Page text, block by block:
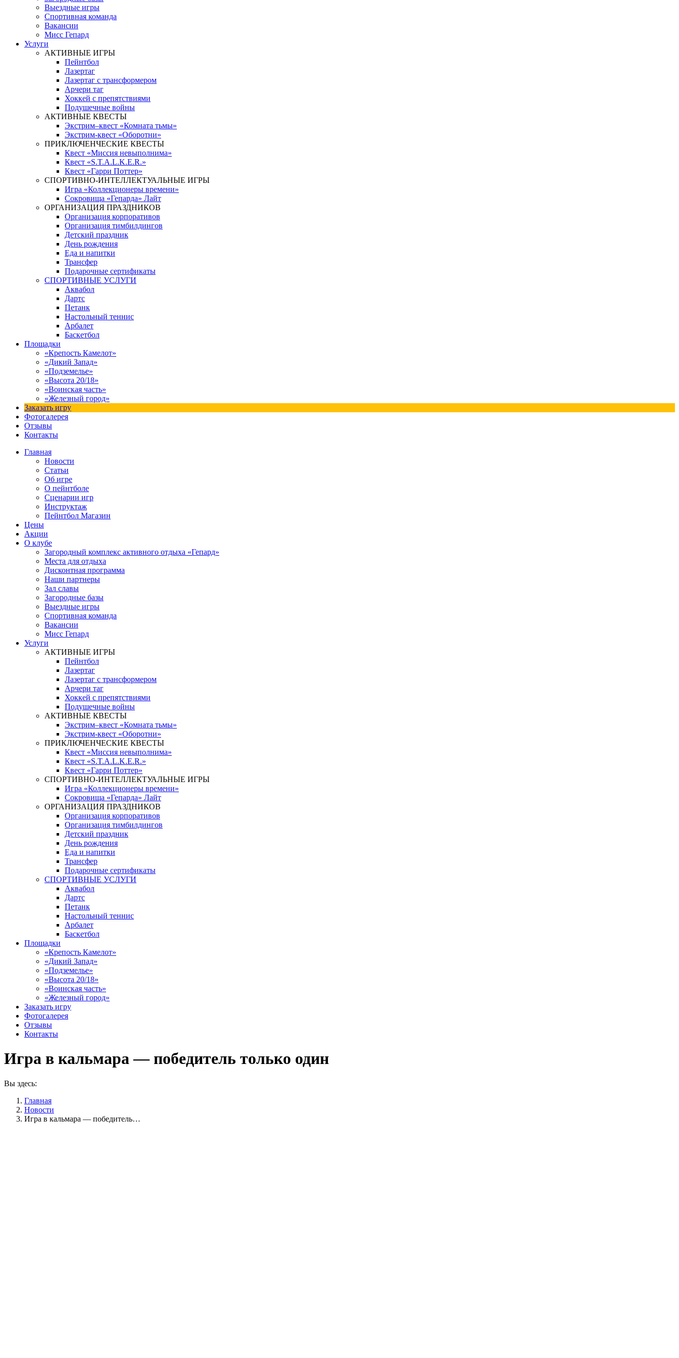
Выездные игры
Спортивная команда
Вакансии
Мисс Гепард
Услуги
АКТИВНЫЕ ИГРЫ
Пейнтбол
Лазертаг
Лазертаг с трансформером
Арчери таг
Хоккей с препятствиями
Подушечные войны
АКТИВНЫЕ КВЕСТЫ
Экстрим–квест «Комната тьмы»
Экстрим-квест «Оборотни»
ПРИКЛЮЧЕНЧЕСКИЕ КВЕСТЫ
Квест «Миссия невыполнима»
Квест «S.T.A.L.K.E.R.»
Квест «Гарри Поттер»
СПОРТИВНО-ИНТЕЛЛЕКТУАЛЬНЫЕ ИГРЫ
Игра «Коллекционеры времени»
Сокровища «Гепарда» Лайт
ОРГАНИЗАЦИЯ ПРАЗДНИКОВ
Организация корпоративов
Организация тимбилдингов
Детский праздник
День рождения
Еда и напитки
Трансфер
Подарочные сертификаты
СПОРТИВНЫЕ УСЛУГИ
Аквабол
Дартс
Петанк
Настольный теннис
Арбалет
Баскетбол
Площадки
«Крепость Камелот»
«Дикий Запад»
«Подземелье»
«Высота 20/18»
«Воинская часть»
«Железный город»
Заказать игру
Фотогалерея
Отзывы
Контакты
Главная
Новости
Статьи
Об игре
О пейнтболе
Сценарии игр
Инструктаж
Пейнтбол Магазин
Цены
Акции
О клубе
Загородный комплекс активного отдыха «Гепард»
Места для отдыха
Дисконтная программа
Наши партнеры
Зал славы
Загородные базы
Выездные игры
Спортивная команда
Вакансии
Мисс Гепард
Услуги
АКТИВНЫЕ ИГРЫ
Пейнтбол
Лазертаг
Лазертаг с трансформером
Арчери таг
Хоккей с препятствиями
Подушечные войны
АКТИВНЫЕ КВЕСТЫ
Экстрим–квест «Комната тьмы»
Экстрим-квест «Оборотни»
ПРИКЛЮЧЕНЧЕСКИЕ КВЕСТЫ
Квест «Миссия невыполнима»
Квест «S.T.A.L.K.E.R.»
Квест «Гарри Поттер»
СПОРТИВНО-ИНТЕЛЛЕКТУАЛЬНЫЕ ИГРЫ
Игра «Коллекционеры времени»
Сокровища «Гепарда» Лайт
ОРГАНИЗАЦИЯ ПРАЗДНИКОВ
Организация корпоративов
Организация тимбилдингов
Детский праздник
День рождения
Еда и напитки
Трансфер
Подарочные сертификаты
СПОРТИВНЫЕ УСЛУГИ
Аквабол
Дартс
Петанк
Настольный теннис
Арбалет
Баскетбол
Площадки
«Крепость Камелот»
«Дикий Запад»
«Подземелье»
«Высота 20/18»
«Воинская часть»
«Железный город»
Заказать игру
Фотогалерея
Отзывы
Контакты
Игра в кальмара — победитель только один
Вы здесь:
Главная
Новости
Игра в кальмара — победитель…